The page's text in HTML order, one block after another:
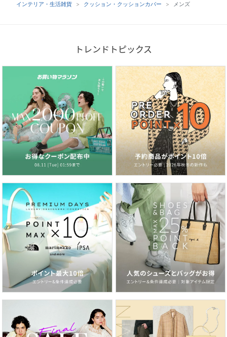
インテリア・生活雑貨
クッション・クッションカバー メンズ
トレンドトピックス